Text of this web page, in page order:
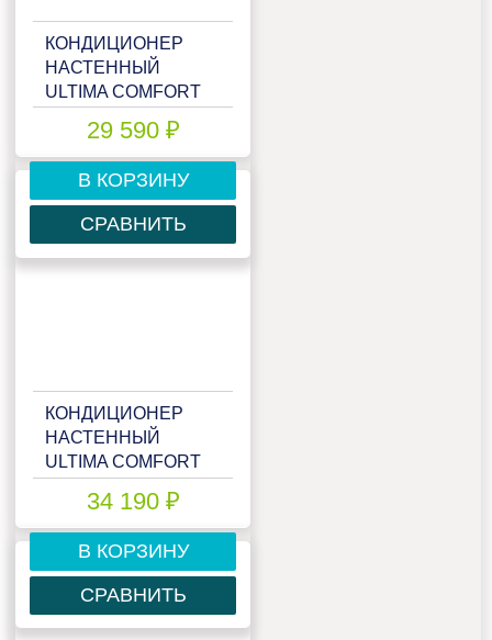
КОНДИЦИОНЕР
НАСТЕННЫЙ
ULTIMA COMFORT
29 590 ₽
В КОРЗИНУ
СРАВНИТЬ
КОНДИЦИОНЕР
НАСТЕННЫЙ
ULTIMA COMFORT
34 190 ₽
В КОРЗИНУ
СРАВНИТЬ